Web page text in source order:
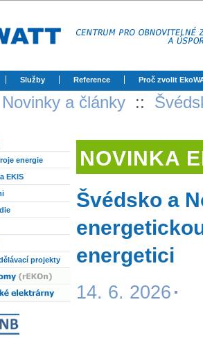
Služby Reference Proč zvolit
Novinky a články ::
energie
EKIS
projekty
NOVINKA
Švédsko a
energetici
14. 6. 2026